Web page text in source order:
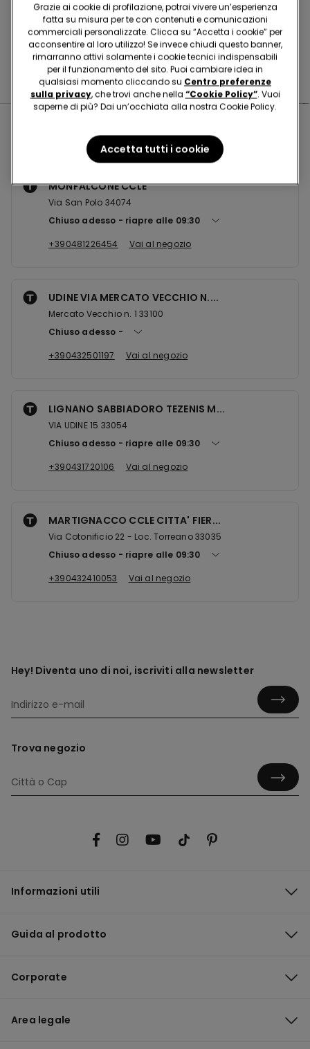
Hai domande sulle misure di sicurezza nei nostri store?
Leggi le nostre FAQ
Negozi nelle vicinanze
MONFALCONE CCLE
Via San Polo 34074
Chiuso adesso
riapre alle 09:30
+390481226454
Vai al negozio
UDINE VIA MERCATO VECCHIO N....
Mercato Vecchio n. 1 33100
Chiuso adesso
+390432501197
Vai al negozio
LIGNANO SABBIADORO TEZENIS M...
VIA UDINE 15 33054
Chiuso adesso
riapre alle 09:30
+390431720106
Vai al negozio
MARTIGNACCO CCLE CITTA' FIER...
Via Cotonificio 22 - Loc. Torreano 33035
Chiuso adesso
riapre alle 09:30
+390432410053
Vai al negozio
Hey! Diventa uno di noi, iscriviti alla newsletter
Trova negozio
Informazioni utili
Guida al prodotto
Corporate
Area legale
Grazie ai cookie di profilazione, potrai vivere un’esperienza
fatta su misura per te con contenuti e comunicazioni
commerciali personalizzate. Clicca su “Accetta i cookie” per
acconsentire al loro utilizzo! Se invece chiudi questo banner,
rimarranno attivi solamente i cookie tecnici indispensabili
per il funzionamento del sito. Puoi cambiare idea in
qualsiasi momento cliccando su Centro preferenze
sulla privacy, che trovi anche nella “Cookie Policy”. Vuoi
saperne di più? Dai un’occhiata alla nostra Cookie Policy.
Accetta tutti i cookie